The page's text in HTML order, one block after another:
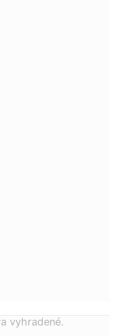
vyhradené.